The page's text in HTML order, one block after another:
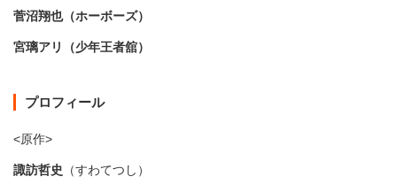
菅沼翔也（ホーボーズ）
宮璃アリ（少年王者舘）
プロフィール
<原作>
諏訪哲史 （すわてつし）